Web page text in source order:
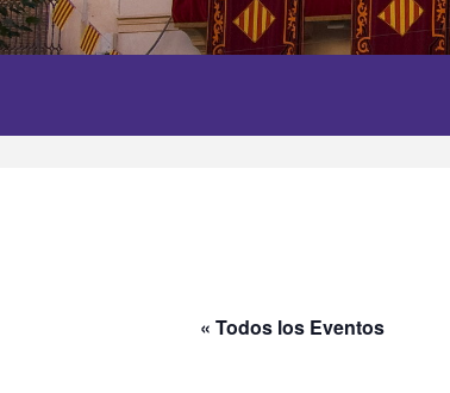
« Todos los Eventos